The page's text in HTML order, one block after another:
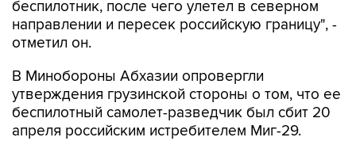
беспилотник, после чего улетел в северном
направлении и пересек российскую границу", -
отметил он.
В Минобороны Абхазии опровергли
утверждения грузинской стороны о том, что ее
беспилотный самолет-разведчик был сбит 20
апреля российским истребителем Миг-29.